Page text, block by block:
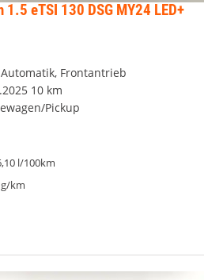
1.5 eTSI 130 DSG MY24 LED+
Automatik, Frontantrieb
10 km
Pickup
l/100km
g/km